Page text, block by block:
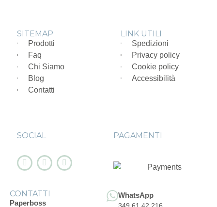
SITEMAP
Prodotti
Faq
Chi Siamo
Blog
Contatti
SOCIAL
LINK UTILI
Spedizioni
Privacy policy
Cookie policy
Accessibilità
PAGAMENTI
CONTATTI
Paperboss
WhatsApp